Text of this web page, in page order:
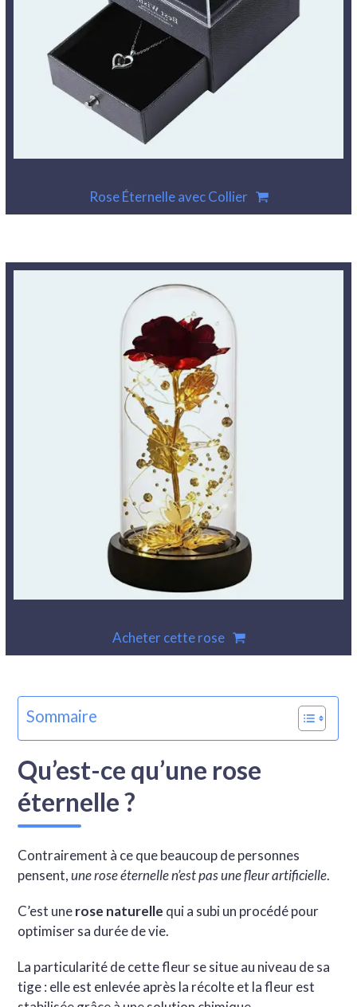
Rose Éternelle avec Collier
Acheter cette rose
Sommaire
Qu’est-ce qu’une rose
éternelle ?
Contrairement à ce que beaucoup de personnes
pensent,une rose éternelle n’est pas une fleur artificielle.
C’est unerose naturelle qui a subi un procédé pour
optimiser sa durée de vie.
La particularité de cette fleur se situe au niveau de sa
tige : elle est enlevée après la récolte et la fleur est